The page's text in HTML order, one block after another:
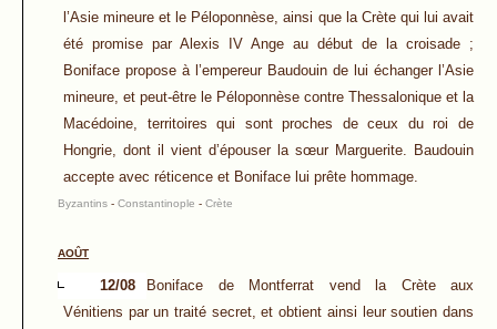
l’Asie mineure et le Péloponnèse, ainsi que la Crète qui lui avait
été promise par Alexis IV Ange au début de la croisade ;
Boniface propose à l’empereur Baudouin de lui échanger l’Asie
mineure, et peut-être le Péloponnèse contre Thessalonique et la
Macédoine, territoires qui sont proches de ceux du roi de
Hongrie, dont il vient d’épouser la sœur Marguerite. Baudouin
accepte avec réticence et Boniface lui prête hommage.
Byzantins - Constantinople - Crète
AOÛT
12/08
Boniface de Montferrat vend la Crète aux
Vénitiens par un traité secret, et obtient ainsi leur soutien dans